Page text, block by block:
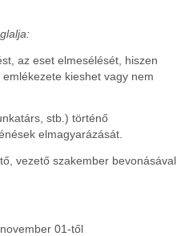
az eset elmesélését, hiszen
kieshet vagy nem
stb.) történő
elmagyarázását.
vezető szakember bevonásával
01-től